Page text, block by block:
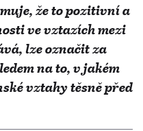
že to pozitivní a
ve vztazích mezi
lze označit za
na to, v jakém
vztahy těsně před